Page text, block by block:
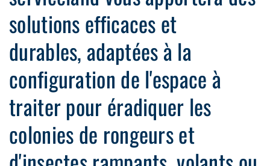
solutions efficaces et
durables, adaptées à la
configuration de l'espace à
traiter pour éradiquer les
colonies de rongeurs et